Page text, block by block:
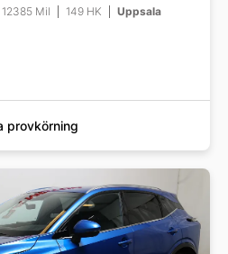
12385 Mil 149 HK Uppsala
provkörning